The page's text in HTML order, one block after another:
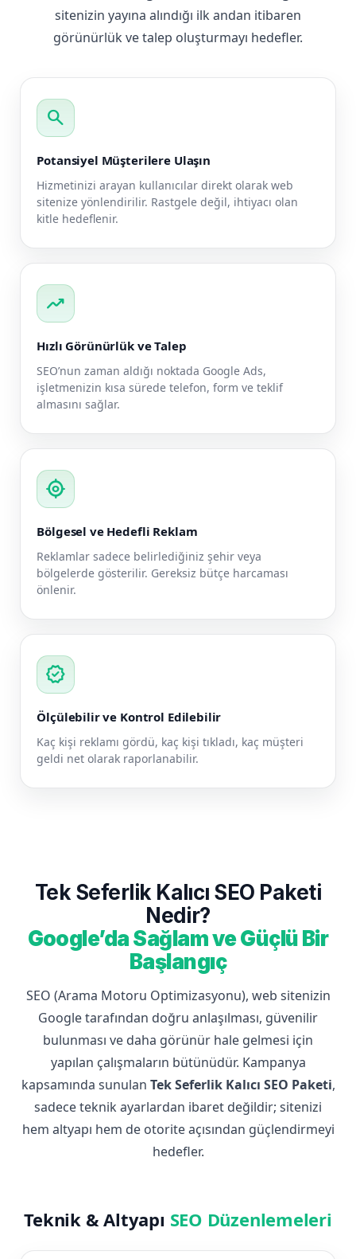
sitenizin yayına alındığı ilk andan itibaren
görünürlük ve talep oluşturmayı hedefler.
search
Potansiyel Müşterilere Ulaşın
Hizmetinizi arayan kullanıcılar direkt olarak web
sitenize yönlendirilir. Rastgele değil, ihtiyacı olan
kitle hedeflenir.
trending_up
Hızlı Görünürlük ve Talep
SEO’nun zaman aldığı noktada Google Ads,
işletmenizin kısa sürede telefon, form ve teklif
almasını sağlar.
my_location
Bölgesel ve Hedefli Reklam
Reklamlar sadece belirlediğiniz şehir veya
bölgelerde gösterilir. Gereksiz bütçe harcaması
önlenir.
verified
Ölçülebilir ve Kontrol Edilebilir
Kaç kişi reklamı gördü, kaç kişi tıkladı, kaç müşteri
geldi net olarak raporlanabilir.
Tek Seferlik Kalıcı SEO Paketi
Nedir?
Google’da Sağlam ve Güçlü Bir
Başlangıç
SEO (Arama Motoru Optimizasyonu), web sitenizin
Google tarafından doğru anlaşılması, güvenilir
bulunması ve daha görünür hale gelmesi için
yapılan çalışmaların bütünüdür. Kampanya
kapsamında sunulan Tek Seferlik Kalıcı SEO Paketi,
sadece teknik ayarlardan ibaret değildir; sitenizi
hem altyapı hem de otorite açısından güçlendirmeyi
hedefler.
Teknik & Altyapı SEO Düzenlemeleri